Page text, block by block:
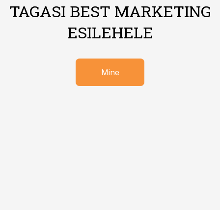
TAGASI BEST MARKETING
ESILEHELE
Mine